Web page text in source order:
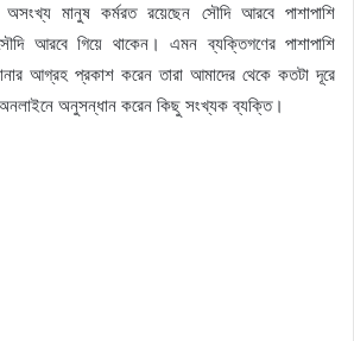
মানুষ কর্মরত রয়েছেন সৌদি আরবে পাশাপাশি
আরবে গিয়ে থাকেন। এমন ব্যক্তিগণের পাশাপাশি
আগ্রহ প্রকাশ করেন তারা আমাদের থেকে কতটা দূরে
অনলাইনে অনুসন্ধান করেন কিছু সংখ্যক ব্যক্তি।